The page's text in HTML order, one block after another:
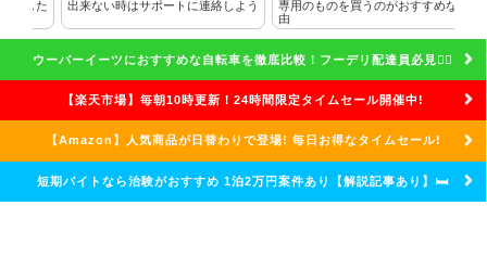
出来ない時はサポートに連絡しよう
専用のものを買うのがおすすめな理
ウーバーイーツにおすすめな自転車を徹底比較！フーデリ配達員必見🚴‍♀️
【楽天市場】毎朝10時更新！24時間限定タイムセール開催中!
【Amazon】人気商品が日替わりで登場! 毎日お得なタイムセール!
短期バイトなら治験がおすすめ 1泊2万円案件あり【解説記事あり】🛏